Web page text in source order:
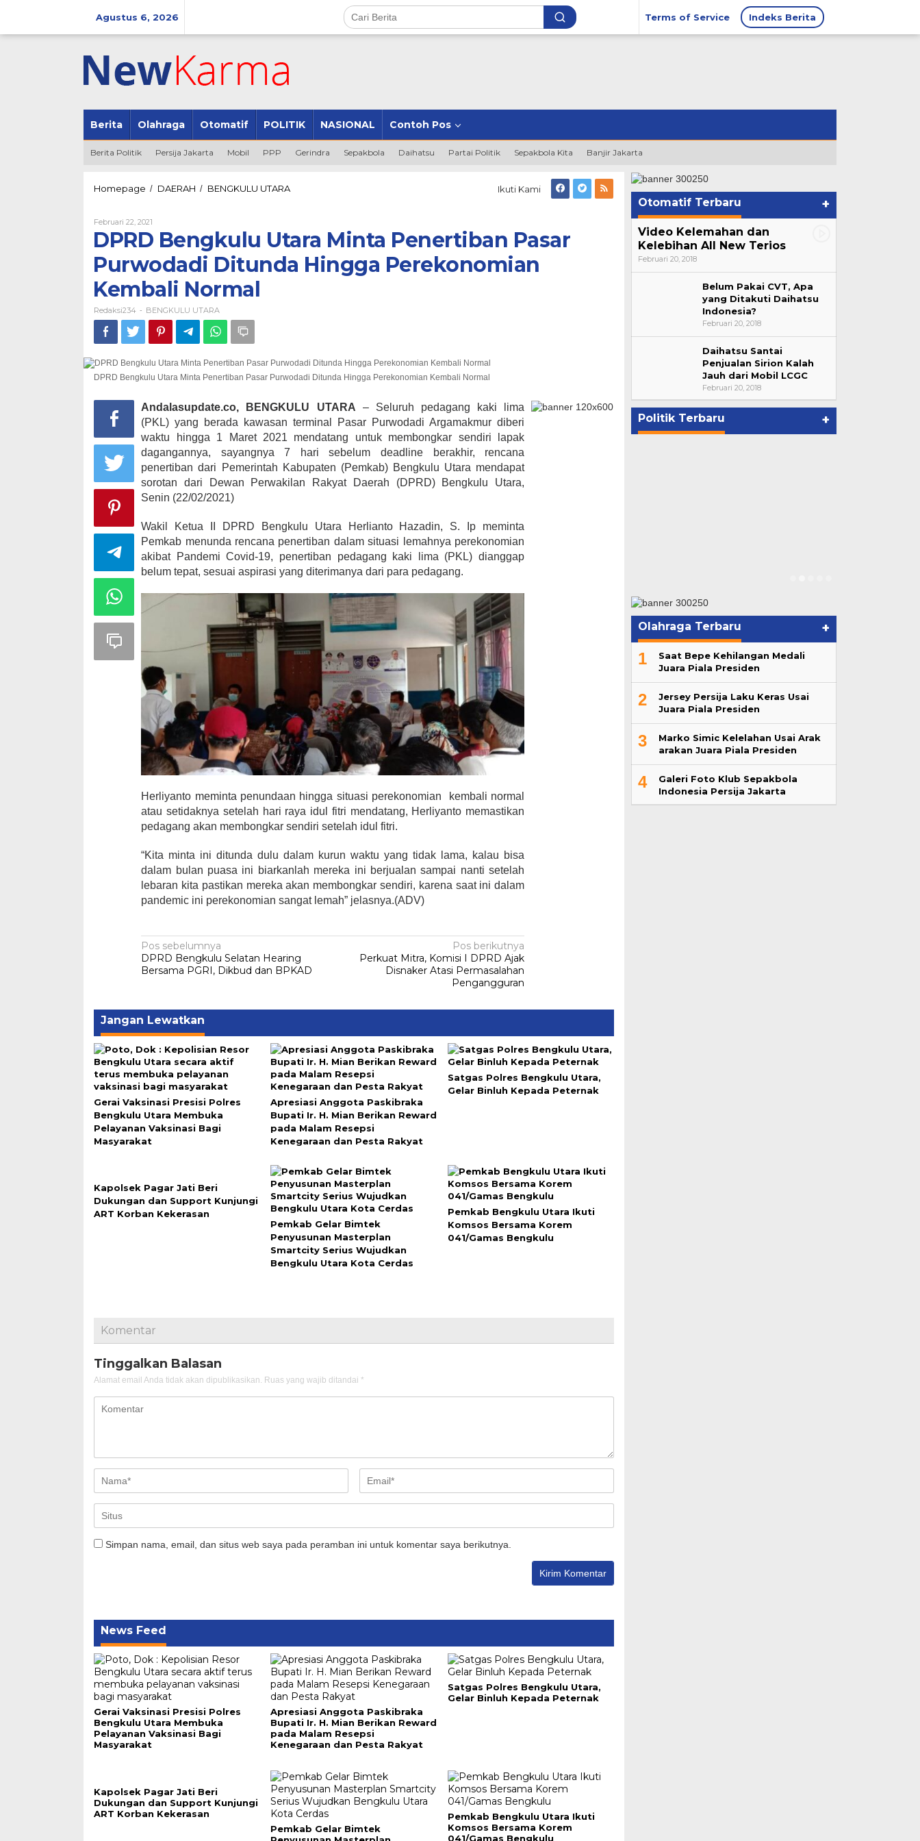
Agustus 6, 2026 Terms of Service Indeks Berita
Berita Olahraga Otomatif POLITIK NASIONAL Contoh Pos
Berita Politik Persija Jakarta Mobil PPP Gerindra Sepakbola Daihatsu Partai Politik Sepakbola Kita Banjir Jakarta
Homepage / DAERAH / BENGKULU UTARADPRD
Penertiban
Pasar
Purwodadi
Ditunda
Ikuti Kami
Februari 22, 2021
Redaksi234
DPRD Bengkulu Utara Minta Penertiban Pasar
Purwodadi Ditunda Hingga Perekonomian
Kembali Normal
Redaksi234 - BENGKULU UTARA
DPRD Bengkulu Utara Minta Penertiban Pasar Purwodadi Ditunda Hingga Perekonomian Kembali Normal
Andalasupdate.co, BENGKULU UTARA – Seluruh pedagang kaki lima
(PKL) yang berada kawasan terminal Pasar Purwodadi Argamakmur diberi
waktu hingga 1 Maret 2021 mendatang untuk membongkar sendiri lapak
dagangannya, sayangnya 7 hari sebelum deadline berakhir, rencana
penertiban dari Pemerintah Kabupaten (Pemkab) Bengkulu Utara mendapat
sorotan dari Dewan Perwakilan Rakyat Daerah (DPRD) Bengkulu Utara,
Senin (22/02/2021)
Wakil Ketua II DPRD Bengkulu Utara Herlianto Hazadin, S. Ip meminta
Pemkab menunda rencana penertiban dalam situasi lemahnya perekonomian
akibat Pandemi Covid-19, penertiban pedagang kaki lima (PKL) dianggap
belum tepat, sesuai aspirasi yang diterimanya dari para pedagang.
Herliyanto meminta penundaan hingga situasi perekonomian kembali normal
atau setidaknya setelah hari raya idul fitri mendatang, Herliyanto memastikan
pedagang akan membongkar sendiri setelah idul fitri.
“Kita minta ini ditunda dulu dalam kurun waktu yang tidak lama, kalau bisa
dalam bulan puasa ini biarkanlah mereka ini berjualan sampai nanti setelah
lebaran kita pastikan mereka akan membongkar sendiri, karena saat ini dalam
pandemic ini perekonomian sangat lemah” jelasnya.(ADV)
Navigasi
pos
Pos sebelumnya
DPRD Bengkulu Selatan Hearing
Bersama PGRI, Dikbud dan BPKAD
Pos berikutnya
Perkuat Mitra, Komisi I DPRD Ajak
Disnaker Atasi Permasalahan
Pengangguran
Jangan Lewatkan
Gerai Vaksinasi Presisi Polres
Bengkulu Utara Membuka
Pelayanan Vaksinasi Bagi
Masyarakat
Apresiasi Anggota Paskibraka
Bupati Ir. H. Mian Berikan Reward
pada Malam Resepsi
Kenegaraan dan Pesta Rakyat
Satgas Polres Bengkulu Utara,
Gelar Binluh Kepada Peternak
Kapolsek Pagar Jati Beri
Dukungan dan Support Kunjungi
ART Korban Kekerasan
Pemkab Gelar Bimtek
Penyusunan Masterplan
Smartcity Serius Wujudkan
Bengkulu Utara Kota Cerdas
Pemkab Bengkulu Utara Ikuti
Komsos Bersama Korem
041/Gamas Bengkulu
Komentar
Tinggalkan Balasan
Alamat email Anda tidak akan dipublikasikan. Ruas yang wajib ditandai *
Simpan nama, email, dan situs web saya pada peramban ini untuk komentar saya berikutnya.
News Feed
Gerai Vaksinasi Presisi Polres
Bengkulu Utara Membuka
Pelayanan Vaksinasi Bagi
Masyarakat
Apresiasi Anggota Paskibraka
Bupati Ir. H. Mian Berikan Reward
pada Malam Resepsi
Kenegaraan dan Pesta Rakyat
Satgas Polres Bengkulu Utara,
Gelar Binluh Kepada Peternak
Kapolsek Pagar Jati Beri
Dukungan dan Support Kunjungi
ART Korban Kekerasan
Pemkab Gelar Bimtek
Pemkab Bengkulu Utara Ikuti
Komsos Bersama Korem
041/Gamas Bengkulu
Otomatif Terbaru +
Video Kelemahan dan
Kelebihan All New Terios
Februari 20, 2018
Belum Pakai CVT, Apa
yang Ditakuti Daihatsu
Indonesia?
Februari 20, 2018
Daihatsu Santai
Penjualan Sirion Kalah
Jauh dari Mobil LCGC
Februari 20, 2018
Politik Terbaru +
Kampanye, Helmi Hasan Di
Kabupaten Kaur Janjikan Satu
Di KOMINFO KOTA BENGKULU,
POLITIK
393 Peserta MTQ ke-XXXV Siap
Tempur Rebut Juara Dibuka
Gubernur Rohidin
Di ADVERTORIAL, POLITIK
Bupati Ahmad Hijazi, Hadiri
Paripurna Hasil Penetapan
Paslon Bupati dan Wabup Te…
LEBONG
Januari 29, 2021
Olahraga Terbaru +
1
Saat Bepe Kehilangan Medali
Juara Piala Presiden
2
Jersey Persija Laku Keras Usai
Juara Piala Presiden
3
Marko Simic Kelelahan Usai Arak
arakan Juara Piala Presiden
4
Galeri Foto Klub Sepakbola
Indonesia Persija Jakarta